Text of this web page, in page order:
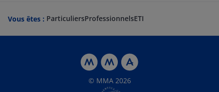
Vous êtes : ParticuliersProfessionnelsETI
© MMA 2026